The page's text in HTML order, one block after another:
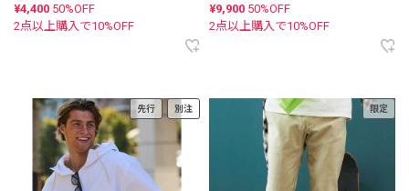
¥4,400 50%OFF
2点以上購入で10%OFF
¥9,900 50%OFF
2点以上購入で10%OFF
先行 別注 限定